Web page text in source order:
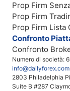
Numero di società:
info@dailyforex.com
2803 Philadelphia
Suite B #287
Prop Firm
Prop Firm
Prop Firm Lista
Confronto
Confronto